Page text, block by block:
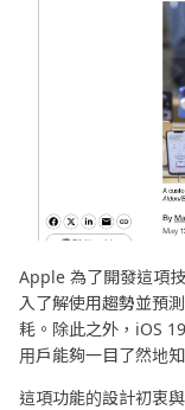
Apple 為了開發這項
入了解使用趨勢並預
耗。除此之外，iOS
用戶能夠一目了然地
這項功能的設計初衷